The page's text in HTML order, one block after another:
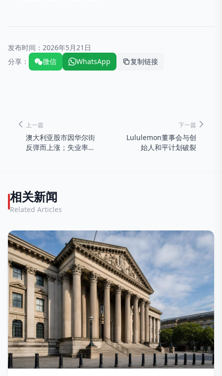
发布时间： 2026年5月21日
分享：
微信 WhatsApp 复制链接
上一篇
澳大利亚股市因华尔街
反弹而上涨；失业率上
下一篇
Lululemon董事会与创
始人和平计划破裂
相关新闻
Related Articles